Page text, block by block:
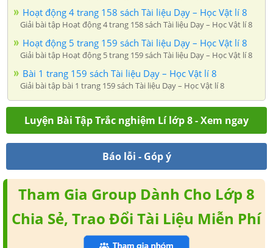
Hoạt động 4 trang 158 sách Tài liệu Dạy – Học Vật lí 8
Giải bài tập Hoạt động 4 trang 158 sách Tài liệu Dạy – Học Vật lí 8
Hoạt động 5 trang 159 sách Tài liệu Dạy – Học Vật lí 8
Giải bài tập Hoạt động 5 trang 159 sách Tài liệu Dạy – Học Vật lí 8
Bài 1 trang 159 sách Tài liệu Dạy – Học Vật lí 8
Giải bài tập bài 1 trang 159 sách Tài liệu Dạy – Học Vật lí 8
Luyện Bài Tập Trắc nghiệm Lí lớp 8 - Xem ngay
Báo lỗi - Góp ý
Tham Gia Group Dành Cho Lớp 8
Chia Sẻ, Trao Đổi Tài Liệu Miễn Phí